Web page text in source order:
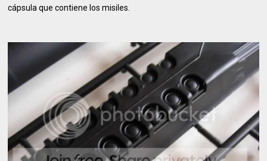
cápsula que contiene los misiles.